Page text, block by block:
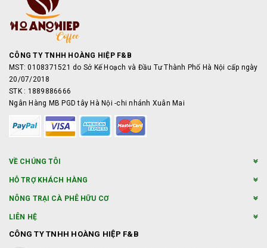
CÔNG TY TNHH HOÀNG HIỆP F&B
MST: 0108371521 do Sở Kế Hoạch và Đầu Tư Thành Phố Hà Nội cấp ngày
20/07/2018
STK : 1889886666
Ngân Hàng MB PGD tây Hà Nội -chi nhánh Xuân Mai
VỀ CHÚNG TÔI
HỖ TRỢ KHÁCH HÀNG
NÔNG TRẠI CÀ PHÊ HỮU CƠ
LIÊN HỆ
CÔNG TY TNHH HOÀNG HIỆP F&B